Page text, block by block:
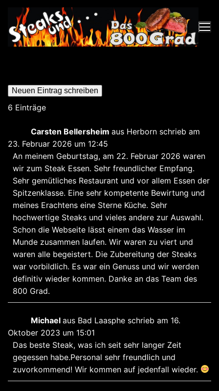
Inhalt
springen
6 Einträge
Carsten Bellersheim aus Herborn schrieb am
23. Februar 2026 um 12:45
An meinem Geburtstag, am 22. Februar 2026 waren
wir zum Steak Essen. Sehr freundlicher Empfang.
Sehr gemütliches Restaurant und vor allem Essen der
Spitzenklasse. Eine sehr kompetente Bewirtung und
meines Erachtens eine Sterne Küche. Sehr
hochwertige Steaks und vieles andere zur Auswahl.
Schon die Webseite lässt einem das Wasser im
Munde zusammen laufen. Wir waren zu viert und
waren alle begeistert. Die Zubereitung der Steaks
war vorbildlich. Es war ein Genuss und wir werden
definitiv wieder kommen. Danke an das Team des
800 Grad.
Michael aus Bad Laasphe schrieb am 16.
Oktober 2023 um 15:01
Das beste Steak, was ich seit sehr langer Zeit
gegessen habe.Personal sehr freundlich und
zuvorkommend! Wir kommen auf jedenfall wieder.